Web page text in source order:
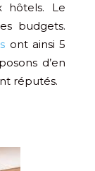
hôtels. Le
budgets.
ont ainsi 5
d’en
réputés.